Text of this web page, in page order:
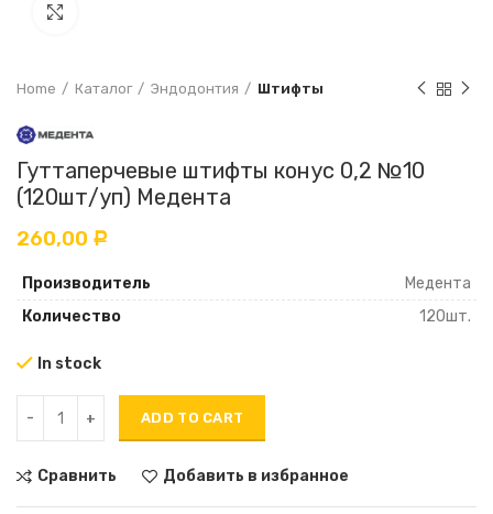
Home Каталог Эндодонтия Штифты
Гуттаперчевые штифты конус 0,2 №10
(120шт/уп) Медента
260,00 Р
Производитель
Медента
Количество
120шт.
In stock
ADD TO CART
Сравнить Добавить в избранное